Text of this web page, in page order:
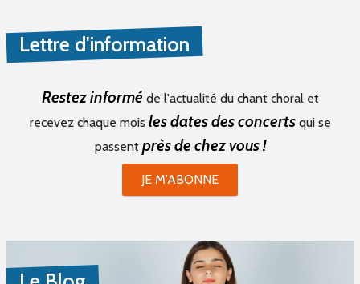
Lettre d'information
Restez informé de l'actualité du chant choral et
recevez chaque mois les dates des concertsqui se
passent près de chez vous !
JE M'ABONNE